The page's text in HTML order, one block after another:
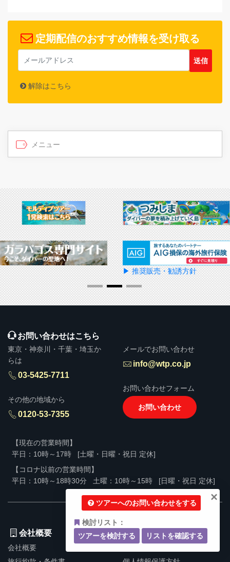
定期配信のおすすめ情報を受け取る
解除はこちら
▶ 推奨販売・勧誘方針
お問い合わせはこちら
東京・神奈川・千葉・埼玉か
らは
03-5425-7711
その他の地域から
0120-53-7355
メールでお問い合わせ
info@wtp.co.jp
お問い合わせフォーム
お問い合わせ
【現在の営業時間】
平日：10時～17時
[土曜・日曜・祝日 定休]
【コロナ以前の営業時間】
平日：10時～18時30分
土曜：10時～15時 [日曜・祝日 定休]
会社概要
会社概要
×
ツアーへのお問い合わせをする
検討リスト：
ツアーを検討する
リストを確認する